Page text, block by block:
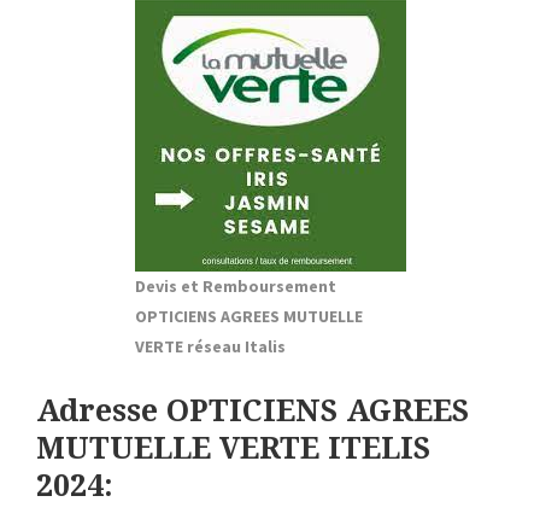
Devis et Remboursement
OPTICIENS AGREES MUTUELLE
VERTE réseau Italis
Adresse OPTICIENS AGREES
MUTUELLE VERTE ITELIS
2024: